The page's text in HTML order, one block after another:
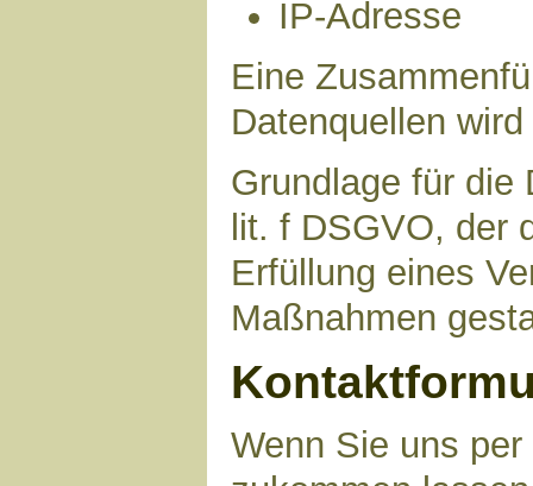
IP-Adresse
Eine
Datenquellen
Grundlage für die
lit. f DSGVO, der
Erfüllung eines
Maßnahmen
Wenn Sie uns